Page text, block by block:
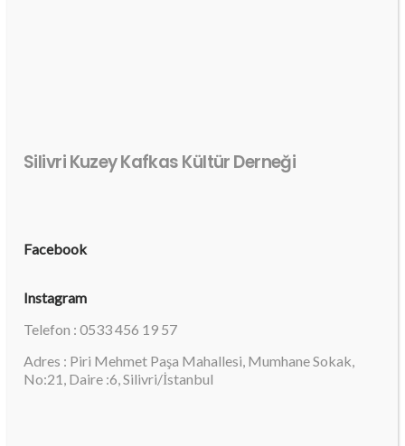
Silivri Kuzey Kafkas Kültür Derneği
Facebook
Instagram
Telefon : 0533 456 19 57
Adres : Piri Mehmet Paşa Mahallesi, Mumhane Sokak,
No:21, Daire :6, Silivri/İstanbul